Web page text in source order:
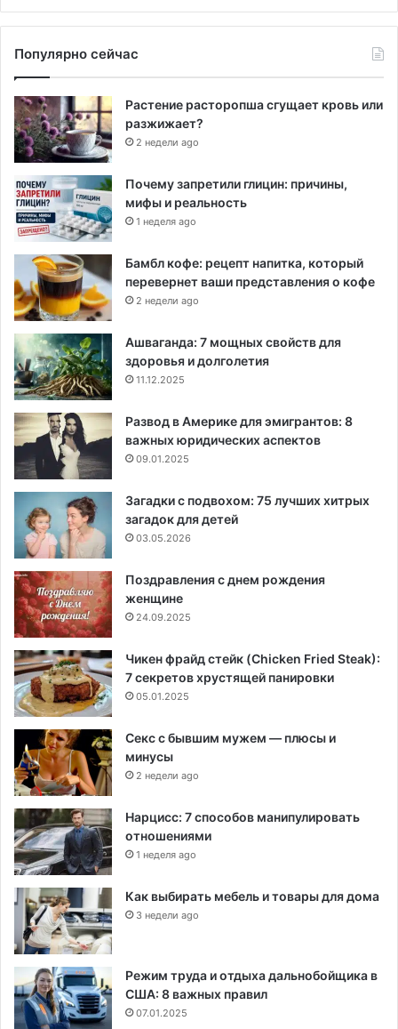
Популярно сейчас
Растение расторопша сгущает кровь или
разжижает?
2 недели ago
Почему запретили глицин: причины,
мифы и реальность
1 неделя ago
Бамбл кофе: рецепт напитка, который
перевернет ваши представления о кофе
2 недели ago
Ашваганда: 7 мощных свойств для
здоровья и долголетия
11.12.2025
Развод в Америке для эмигрантов: 8
важных юридических аспектов
09.01.2025
Загадки с подвохом: 75 лучших хитрых
загадок для детей
03.05.2026
Поздравления с днем рождения
женщине
24.09.2025
Чикен фрайд стейк (Chicken Fried Steak):
7 секретов хрустящей панировки
05.01.2025
Секс с бывшим мужем — плюсы и
минусы
2 недели ago
Нарцисс: 7 способов манипулировать
отношениями
1 неделя ago
Как выбирать мебель и товары для дома
3 недели ago
Режим труда и отдыха дальнобойщика в
США: 8 важных правил
07.01.2025